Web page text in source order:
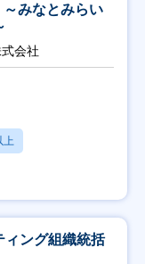
みなとみらい
会社
上
ィング組織統括